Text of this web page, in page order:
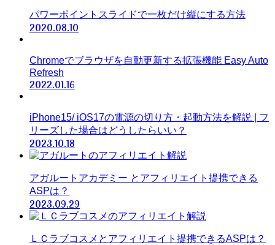
パワーポイントスライドで一枚だけ縦にする方法
2020.08.10
Chromeでブラウザを自動更新する拡張機能 Easy Auto
Refresh
2022.01.16
iPhone15/ iOS17の電源の切り方・起動方法を解説 | フ
リーズした場合はどうしたらいい？
2023.10.18
アガルートアカデミー とアフィリエイト提携できる
ASPは？
2023.09.29
ＬＣラブコスメとアフィリエイト提携できるASPは？